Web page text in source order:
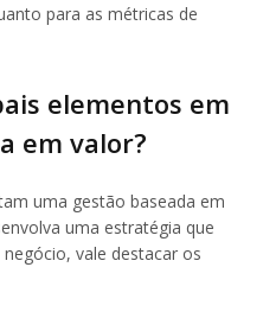
para as métricas de
elementos em
em valor?
uma gestão baseada em
uma estratégia que
vale destacar os